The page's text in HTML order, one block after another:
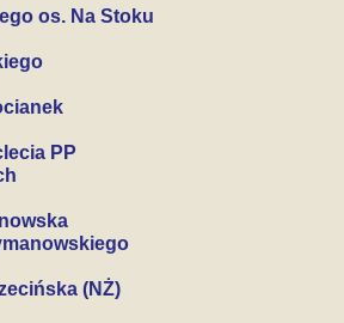
os. Na Stoku
PP
(NŻ)